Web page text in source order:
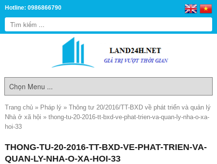
Hotline: 0986866790
Trang chủ » Pháp lý » Thông tư 20/2016/TT-BXD về phát triển và quản lý
Nhà ở xã hội » thong-tu-20-2016-tt-bxd-ve-phat-trien-va-quan-ly-nha-o-xa-
hoi-33
THONG-TU-20-2016-TT-BXD-VE-PHAT-TRIEN-VA-
QUAN-LY-NHA-O-XA-HOI-33